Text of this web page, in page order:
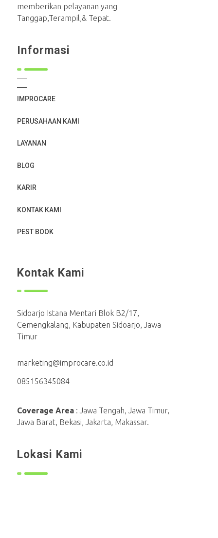
memberikan pelayanan yang
Tanggap,Terampil,& Tepat.
Informasi
IMPROCARE
PERUSAHAAN KAMI
LAYANAN
BLOG
KARIR
KONTAK KAMI
PEST BOOK
Kontak Kami
Sidoarjo Istana Mentari Blok B2/17,
Cemengkalang, Kabupaten Sidoarjo, Jawa
Timur
marketing@improcare.co.id
085156345084
Coverage Area : Jawa Tengah, Jawa Timur,
Jawa Barat, Bekasi, Jakarta, Makassar.
Lokasi Kami